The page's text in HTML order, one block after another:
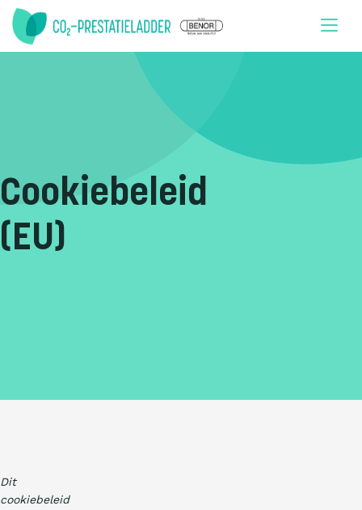
Cookiebeleid
(EU)
Dit
cookiebeleid